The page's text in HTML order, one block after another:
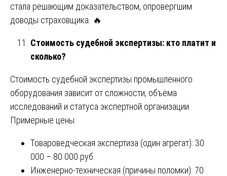
стала решающим доказательством, опровергшим
доводы страховщика. 🔥
Стоимость судебной экспертизы: кто платит и
сколько?
Стоимость судебной экспертизы промышленного
оборудования зависит от сложности, объёма
исследований и статуса экспертной организации.
Примерные цены:
Товароведческая экспертиза (один агрегат): 30
000 – 80 000 руб.
Инженерно-техническая (причины поломки): 70